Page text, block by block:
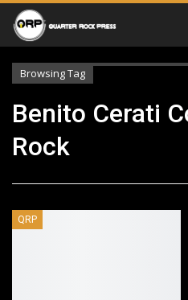
Browsing Tag
Benito Cerati
Rock
QRP